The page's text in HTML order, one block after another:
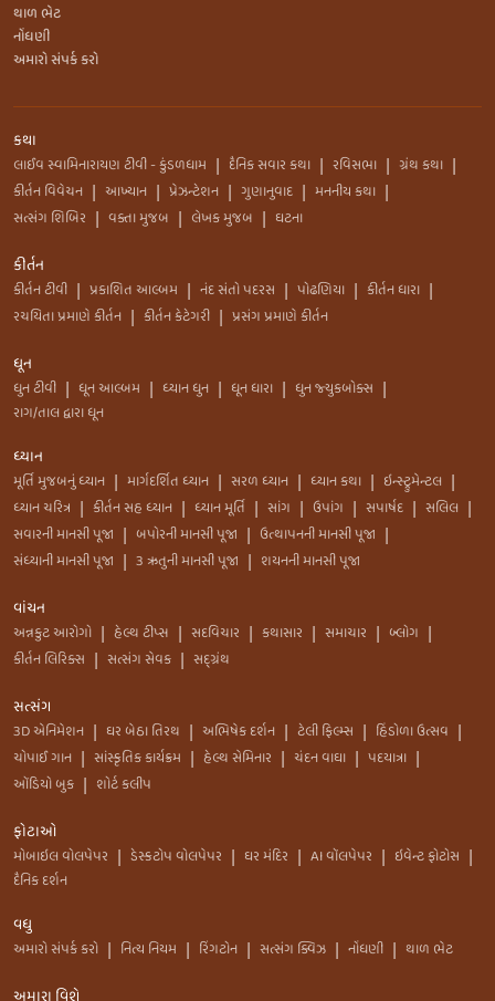
થાળ ભેટ
નોંધણી
અમારો સંપર્ક કરો
કથા
લાઈવ સ્વામિનારાયણ ટીવી - કુંડળધામ દૈનિક સવાર કથા રવિસભા ગ્રંથ કથા
કીર્તન વિવેચન આખ્યાન પ્રેઝન્ટેશન ગુણાનુવાદ મનનીય કથા
સત્સંગ શિબિર વક્તા મુજબ લેખક મુજબ ઘટના
કીર્તન
કીર્તન ટીવી પ્રકાશિત આલ્બમ નંદ સંતો પદરસ પોઢણિયા કીર્તન ધારા
રચયિતા પ્રમાણે કીર્તન કીર્તન કેટેગરી પ્રસંગ પ્રમાણે કીર્તન
ધૂન
ધુન ટીવી ધૂન આલ્બમ ધ્યાન ધુન ધૂન ધારા ધુન જ્યુકબોક્સ
રાગ/તાલ દ્વારા ધૂન
ધ્યાન
મૂર્તિ મુજબનું ધ્યાન માર્ગદર્શિત ધ્યાન સરળ ધ્યાન ધ્યાન કથા ઇન્સ્ટ્રુમેન્ટલ
ધ્યાન ચરિત્ર કીર્તન સહ ધ્યાન ધ્યાન મૂર્તિ સાંગ ઉપાંગ સપાર્ષદ સલિલ
સવારની માનસી પૂજા બપોરની માનસી પૂજા ઉત્થાપનની માનસી પૂજા
સંધ્યાની માનસી પૂજા 3 ઋતુની માનસી પૂજા શયનની માનસી પૂજા
વાંચન
અન્નકુટ આરોગો હેલ્થ ટીપ્સ સદવિચાર કથાસાર સમાચાર બ્લોગ
કીર્તન લિરિક્સ સત્સંગ સેવક સદ્ગ્રંથ
સત્સંગ
3D એનિમેશન ઘર બેઠા તિરથ અભિષેક દર્શન ટેલી ફિલ્મ્સ હિંડોળા ઉત્સવ
ચોપાઈ ગાન સાંસ્કૃતિક કાર્યક્રમ હેલ્થ સેમિનાર ચંદન વાઘા પદયાત્રા
ઑડિયો બુક શોર્ટ કલીપ
ફોટાઓ
મોબાઇલ વોલપેપર ડેસ્કટોપ વોલપેપર ઘર મંદિર AI વૉલપેપર ઇવેન્ટ ફોટોસ
દૈનિક દર્શન
વધુ
અમારો સંપર્ક કરો નિત્ય નિયમ રિંગટોન સત્સંગ ક્વિઝ નોંધણી થાળ ભેટ